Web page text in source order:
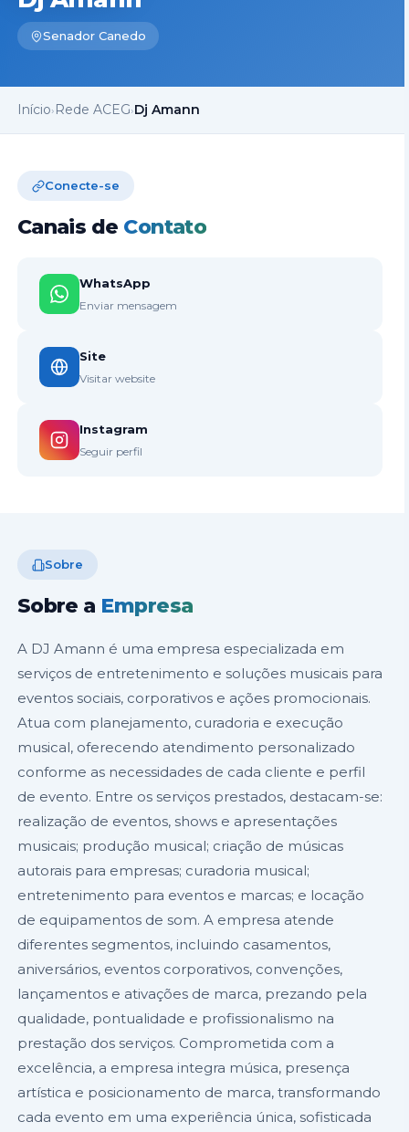
Senador Canedo
Início› Rede ACEG›Dj Amann
Conecte-se
Canais de Contato
WhatsApp
Enviar mensagem
Site
Visitar website
Instagram
Seguir perfil
Sobre
Sobre a Empresa
A DJ Amann é uma empresa especializada em
serviços de entretenimento e soluções musicais para
eventos sociais, corporativos e ações promocionais.
Atua com planejamento, curadoria e execução
musical, oferecendo atendimento personalizado
conforme as necessidades de cada cliente e perfil
de evento. Entre os serviços prestados, destacam-se:
realização de eventos, shows e apresentações
musicais; produção musical; criação de músicas
autorais para empresas; curadoria musical;
entretenimento para eventos e marcas; e locação
de equipamentos de som. A empresa atende
diferentes segmentos, incluindo casamentos,
aniversários, eventos corporativos, convenções,
lançamentos e ativações de marca, prezando pela
qualidade, pontualidade e profissionalismo na
prestação dos serviços. Comprometida com a
excelência, a empresa integra música, presença
artística e posicionamento de marca, transformando
cada evento em uma experiência única, sofisticada